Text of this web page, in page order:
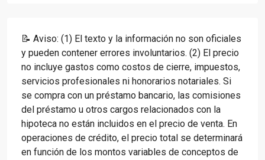
📝 Aviso: (1) El texto y la información no son oficiales
y pueden contener errores involuntarios. (2) El precio
no incluye gastos como costos de cierre, impuestos,
servicios profesionales ni honorarios notariales. Si
se compra con un préstamo bancario, las comisiones
del préstamo u otros cargos relacionados con la
hipoteca no están incluidos en el precio de venta. En
operaciones de crédito, el precio total se determinará
en función de los montos variables de conceptos de